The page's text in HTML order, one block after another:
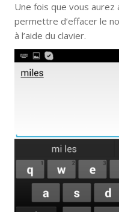
Une fois que vous
permettre d’effacer le
à l’aide du clavier.